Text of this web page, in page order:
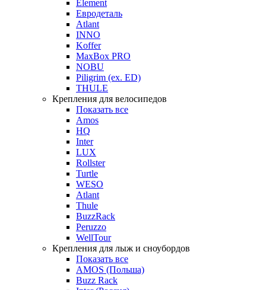
Element
Евродеталь
Atlant
INNO
Koffer
MaxBox PRO
NOBU
Piligrim (ex. ED)
THULE
Крепления для велосипедов
Показать все
Amos
HQ
Inter
LUX
Rollster
Turtle
WESO
Atlant
Thule
BuzzRack
Peruzzo
WellTour
Крепления для лыж и сноубордов
Показать все
AMOS (Польша)
Buzz Rack